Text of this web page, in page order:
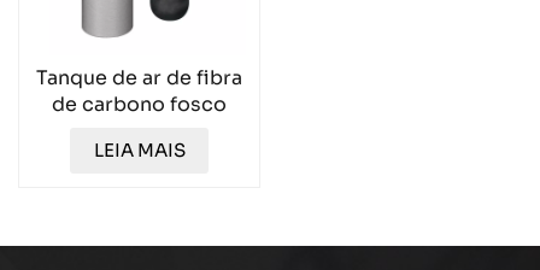
Tanque de ar de fibra
de carbono fosco
0,48L TXCGS048
LEIA MAIS